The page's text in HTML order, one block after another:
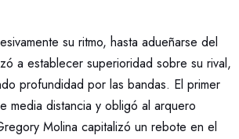
su ritmo, hasta adueñarse del
a establecer superioridad sobre su rival,
profundidad por las bandas. El primer
media distancia y obligó al arquero
Molina capitalizó un rebote en el